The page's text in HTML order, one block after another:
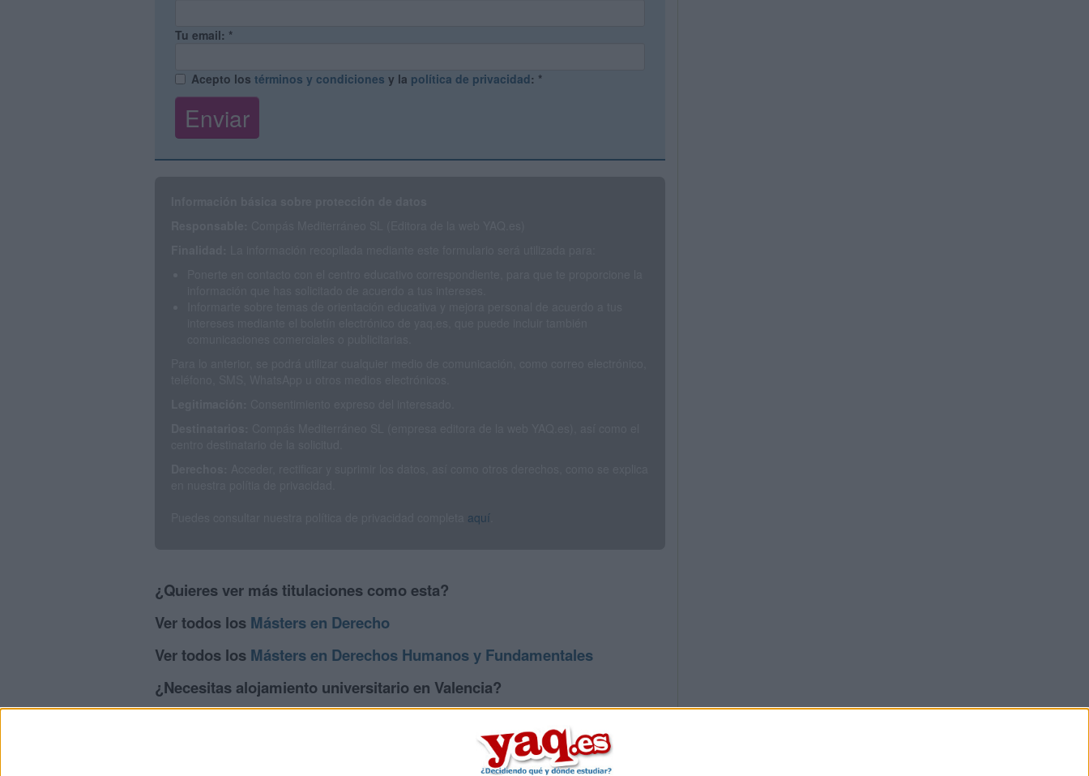
Tu email: *
Acepto los términos y condiciones y la política de privacidad: *
aquí
¿Quieres ver más titulaciones como esta?
Ver todos los Másters en Derecho
Ver todos los Másters en Derechos Humanos y Fundamentales
¿Necesitas alojamiento universitario en Valencia?
>> Residencias de estudiantes y colegios mayores en Valencia